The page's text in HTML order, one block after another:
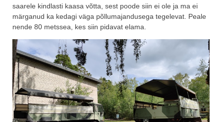
saarele kindlasti kaasa võtta, sest poode siin ei ole ja ma ei
märganud ka kedagi väga põllumajandusega tegelevat. Peale
nende 80 metssea, kes siin pidavat elama.